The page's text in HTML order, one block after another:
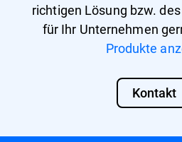
Für MSPs kann das
Add-on zusätzlich zu den
Sicherheitslösungen für
erfahren Sie mehr
richtigen Lösung bzw.
für Ihr Unternehmen
Produkte
Kontakt